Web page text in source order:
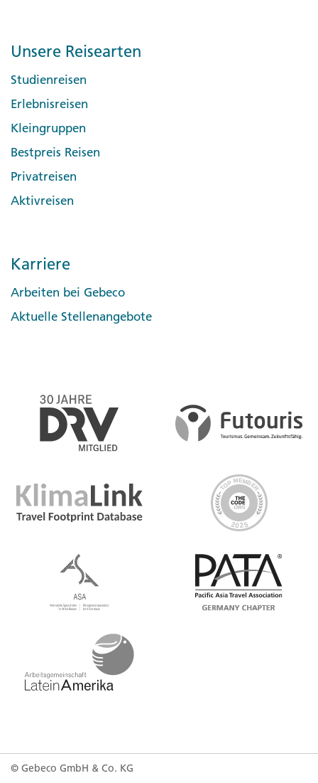
Unsere Reisearten
Studienreisen
Erlebnisreisen
Kleingruppen
Bestpreis Reisen
Privatreisen
Aktivreisen
Karriere
Arbeiten bei Gebeco
Aktuelle Stellenangebote
© Gebeco GmbH & Co. KG